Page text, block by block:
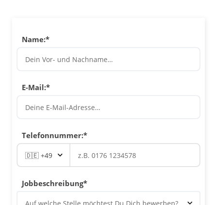
Name:*
E-Mail:*
Telefonnummer:*
Jobbeschreibung*